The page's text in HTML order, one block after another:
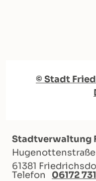
© Stadt
Stadtverwaltung
61381
Telefon
06172